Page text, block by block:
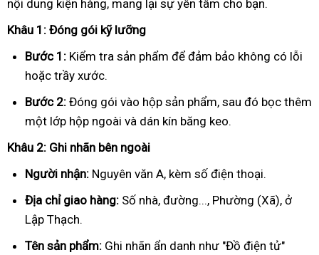
nội dung kiện hàng, mang lại sự yên tâm cho bạn.
Khâu 1: Đóng gói kỹ lưỡng
Bước 1: Kiểm tra sản phẩm để đảm bảo không có lỗi
hoặc trầy xước.
Bước 2: Đóng gói vào hộp sản phẩm, sau đó bọc thêm
một lớp hộp ngoài và dán kín băng keo.
Khâu 2: Ghi nhãn bên ngoài
Người nhận: Nguyên văn A, kèm số điện thoại.
Địa chỉ giao hàng: Số nhà, đường..., Phường (Xã), ở
Lập Thạch.
Tên sản phẩm: Ghi nhãn ẩn danh như "Đồ điện tử"